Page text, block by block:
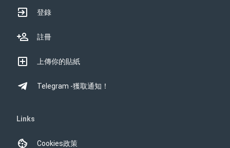
登錄
註冊
上傳你的貼紙
Telegram -獲取通知！
Links
Cookies政策